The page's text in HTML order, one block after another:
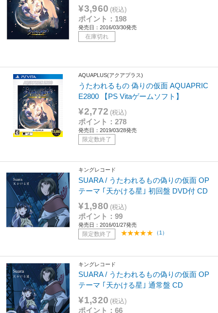
¥3,960 (税込)
ポイント：198
発売日：2016/03/30発売
在庫切れ
AQUAPLUS(アクアプラス)
うたわれるもの 偽りの仮面 AQUAPRIC
E2800 【PS Vitaゲームソフト】
¥2,772 (税込)
ポイント：278
発売日：2019/03/28発売
限定数終了
キングレコード
SUARA / うたわれるもの偽りの仮面 OP
テーマ ｢天かける星｣ 初回盤 DVD付 CD
¥1,980 (税込)
ポイント：99
発売日：2016/01/27発売
限定数終了 （1）
キングレコード
SUARA / うたわれるもの偽りの仮面 OP
テーマ ｢天かける星｣ 通常盤 CD
¥1,320 (税込)
ポイント：66